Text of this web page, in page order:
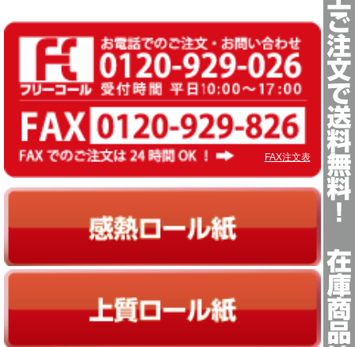
FAX注文表
感熱ロール紙
上質ロール紙